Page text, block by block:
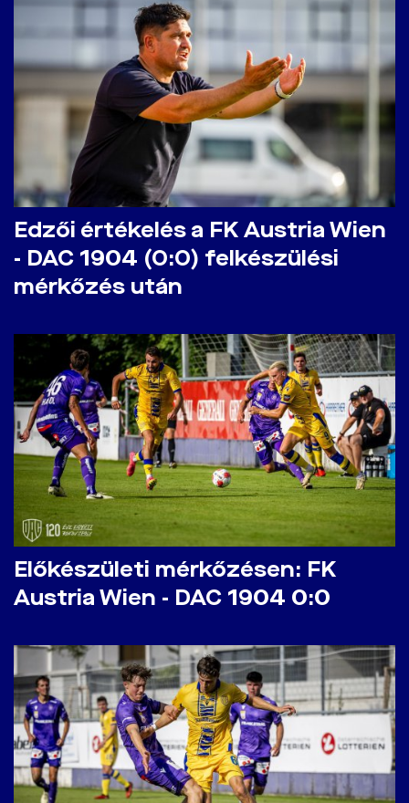
Edzői értékelés a FK Austria Wien
- DAC 1904 (0:0) felkészülési
mérkőzés után
Előkészületi mérkőzésen: FK
Austria Wien - DAC 1904 0:0